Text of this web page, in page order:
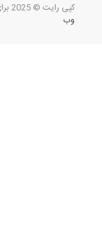
کپی رایت © 2025 برای شرکت مارون محفوظ است. طراحی شده توسط
وب